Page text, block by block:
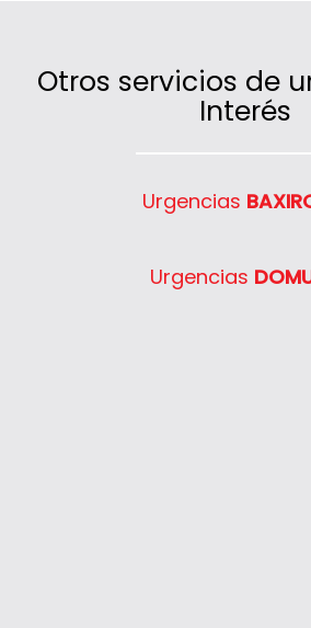
Otros servicios de
Interés
Urgencias
Urgencias